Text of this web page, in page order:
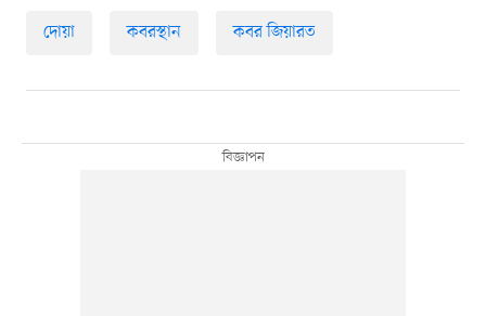
দোয়া কবরস্থান কবর জিয়ারত